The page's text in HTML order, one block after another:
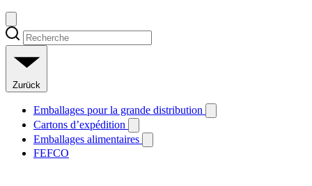
Zurück
Emballages pour la grande distribution
Cartons d’expédition
Emballages alimentaires
FEFCO